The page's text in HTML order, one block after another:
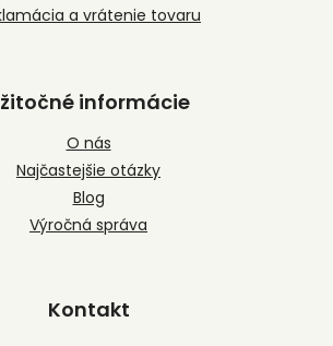
a vrátenie tovaru
informácie
O nás
Najčastejšie otázky
Blog
Výročná správa
Kontakt